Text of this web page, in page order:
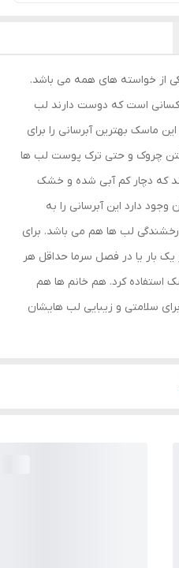
از خواسته های همه می باشد.
است که دوست دارند لب
ماسک بهترین آبرسانی را برای
چروک و حتی ترک پوست لب ها
که دچار کم آبی شده و خشک
دارد این آبرسانی را به
لب ها هم می باشد. برای
بار یا در فصل سرما حداقل هر
1 بار از این ماسک استفاده کرد. هم خانم ها هم
سلامتی و زیبایی لب هایشان